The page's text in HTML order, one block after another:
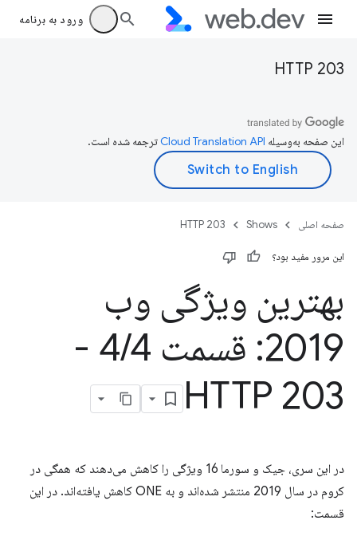
ورود به برنامه
HTTP 203
این صفحه به‌وسیله ترجمه شده است.
صفحه اصلی Shows
HTTP 203
این مرور مفید بود؟
بهترین ویژگی وب
2019: قسمت 4
/
4 -
HTTP 203
در این سری، جیک و سورما 16 ویژگی را کاهش می‌دهند که همگی در
کروم در سال 2019 منتشر شده‌اند و به ONE کاهش یافته‌اند. در این
قسمت: